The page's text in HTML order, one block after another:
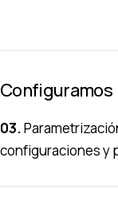
Configuramos
03.
configuraciones y